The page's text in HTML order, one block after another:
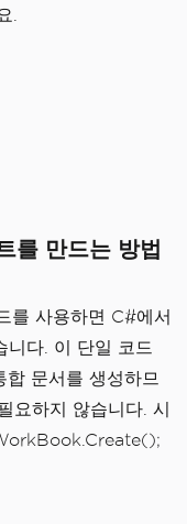
.
를 만드는 방법
사용하면 C#에서
니다. 이 단일 코드
문서를 생성하므
요하지 않습니다. 시